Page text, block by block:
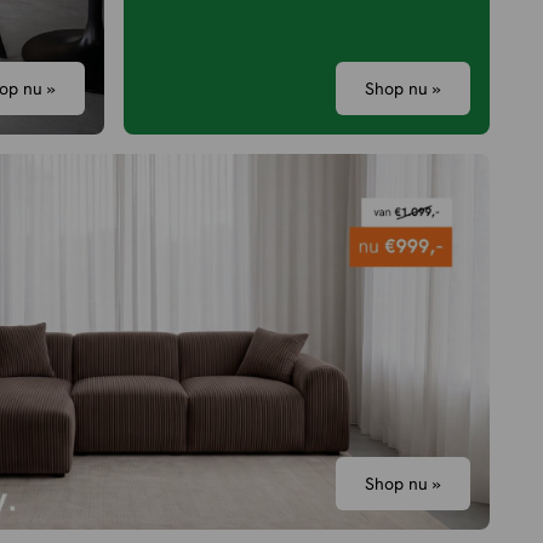
nu » Shop nu »
Shop nu »